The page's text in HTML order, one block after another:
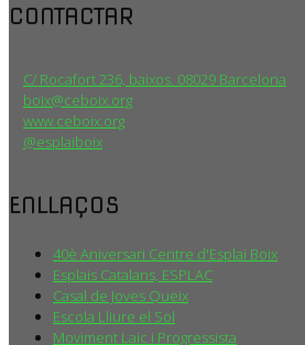
CONTACTAR
C/ Rocafort 236, baixos. 08029 Barcelona
boix@ceboix.org
www.ceboix.org
@esplaiboix
ENLLAÇOS
40è Aniversari Centre d'Esplai Boix
Esplais Catalans, ESPLAC
Casal de Joves Queix
Escola Lliure el Sol
Moviment Laic i Progressista